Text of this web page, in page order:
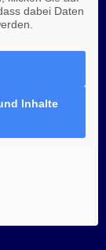
dabei Daten
Inhalte